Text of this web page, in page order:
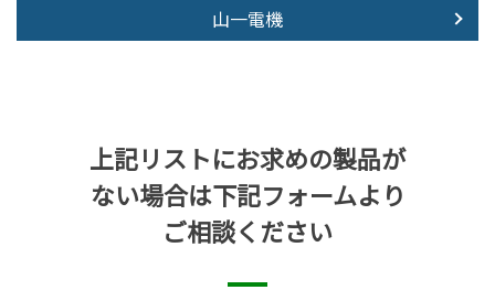
山一電機
上記リストにお求めの製品が
ない場合は下記フォームより
ご相談ください